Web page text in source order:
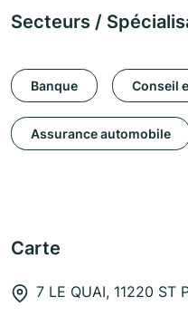
Secteurs /
Banque Conseil
Assurance automobile
Carte
7 LE QUAI, 11220 ST